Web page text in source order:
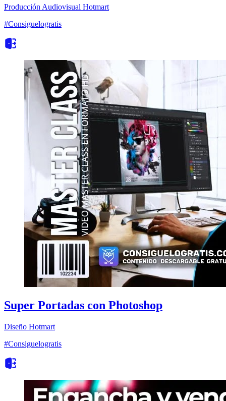
Producción Audiovisual Hotmart
#Consiguelogratis
Super Portadas con Photoshop
Diseño Hotmart
#Consiguelogratis